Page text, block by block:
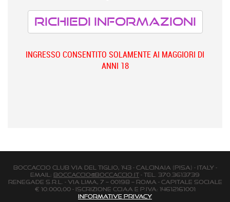
INGRESSO CONSENTITO SOLAMENTE AI MAGGIORI DI
ANNI 18
BOCCACCIO CLUB via Del Tiglio, 143 - Calcinaia (Pisa) - Italy -
email: boccaccio@boccaccio.it - Tel. 370.3613739
Renegade s.r.l. - Via Lima, 7 – 00198 – Roma - Capitale Sociale
€ 10.000,00 - Iscrizione Cciaa e P.Iva: 14612161001
Informative Privacy